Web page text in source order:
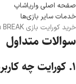
صفحه اصلی واریاشاپ
خدمات سایر بازی‌ها
خرید کورایت بازی Mecha BREAK
سوالات متداول
۱. کورایت چه کاربردی دارد؟